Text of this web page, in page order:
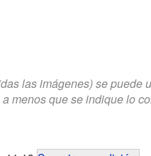
las imágenes) se puede
a menos que se indique lo